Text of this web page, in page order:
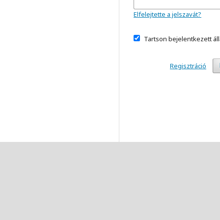
Elfelejtette a jelszavát?
Tartson bejelentkezett
Regisztráció